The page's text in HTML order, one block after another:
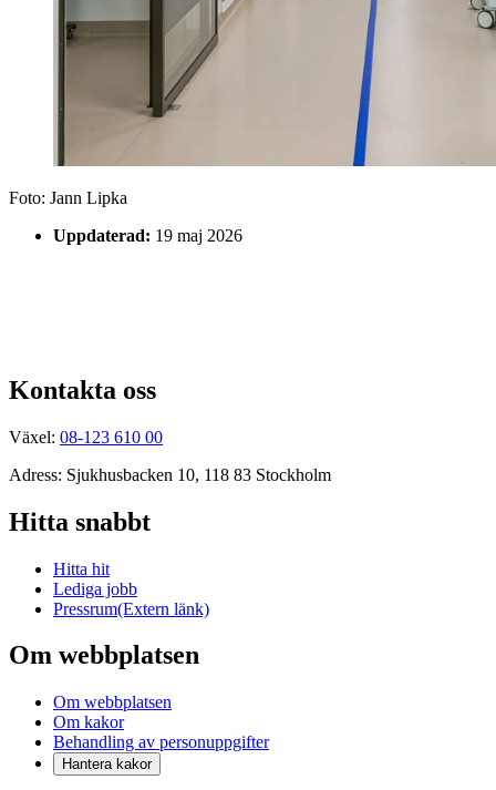
Foto: Jann Lipka
Uppdaterad: 19 maj 2026
Kontakta oss
Växel: 08-123 610 00
Adress: Sjukhusbacken 10, 118 83 Stockholm
Hitta snabbt
Hitta hit
Lediga jobb
Pressrum(Extern länk)
Om webbplatsen
Om webbplatsen
Om kakor
Behandling av personuppgifter
Hantera kakor